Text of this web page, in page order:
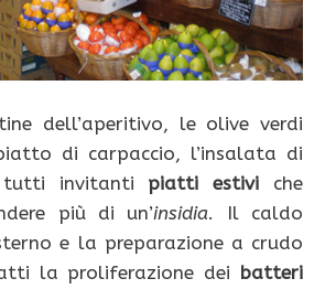
dell’aperitivo, le olive verdi
di carpaccio, l’insalata di
invitanti piatti estivi che
più di un’insidia. Il caldo
e la preparazione a crudo
la proliferazione dei batteri